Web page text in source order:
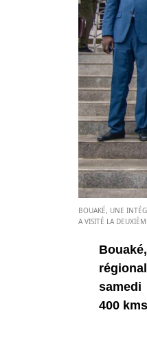
BOUAKÉ, UNE
A VISITÉ LA
samedi
400